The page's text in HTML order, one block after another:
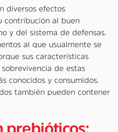
diversos efectos
contribución al buen
y del sistema de defensas.
al que usualmente se
sus características
de estas
conocidos y consumidos.
también pueden contener
prebióticos: